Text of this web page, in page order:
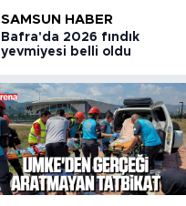
SAMSUN HABER
Bafra'da 2026 fındık
yevmiyesi belli oldu